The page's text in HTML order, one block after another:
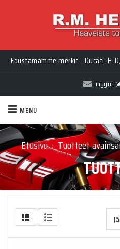
Edustamamme merkit - Ducati, H-
MENU
Etusivu › Tuotteet